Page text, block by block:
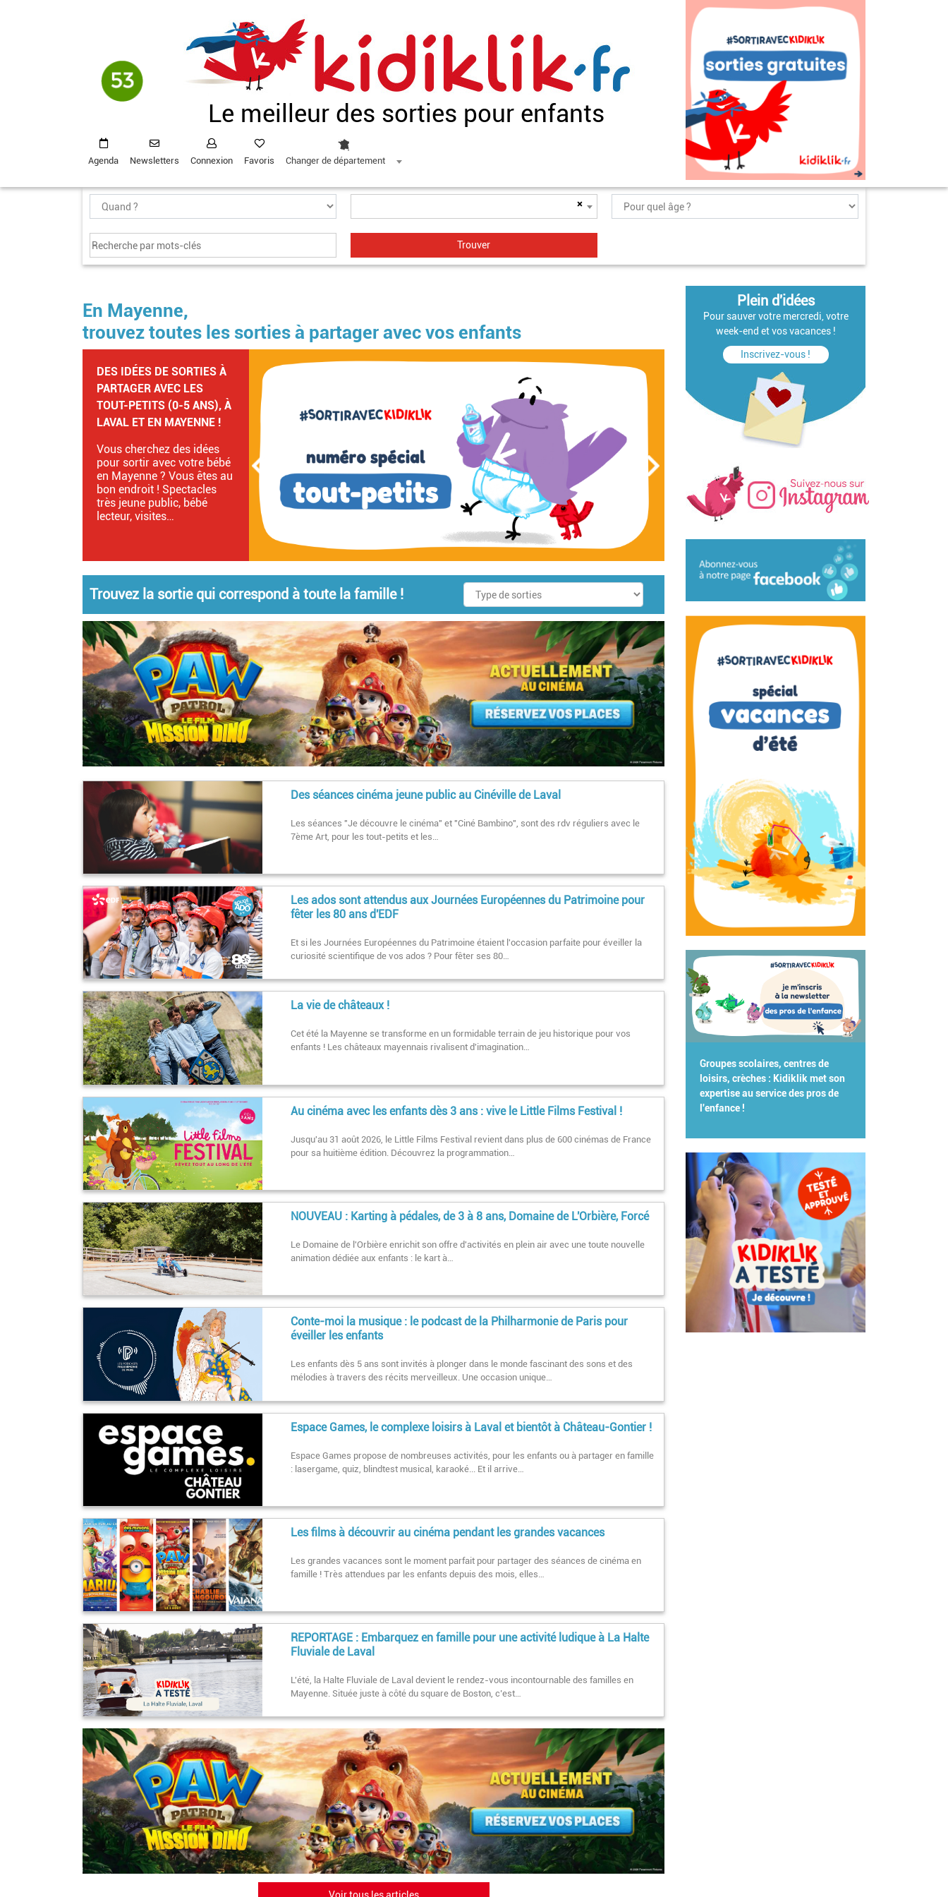
Le meilleur des sorties pour enfants
Agenda Newsletters Connexion Favoris Changer de département
×
En Mayenne,
trouvez toutes les sorties à partager avec vos enfants
LES LOISIRS EN
EXTÉRIEUR EN MAYENNE !
Quand les beaux jours
arrivent, la Mayenne
devient un véritable terrain
de jeu grandeur nature
pour les petits comme pour
les grands. Activités…
Trouvez la sortie qui correspond à toute la famille !
Des séances cinéma jeune public au Cinéville de Laval
Les séances "Je découvre le cinéma" et "Ciné Bambino", sont des rdv réguliers avec le
7ème Art, pour les tout-petits et les…
Les ados sont attendus aux Journées Européennes du Patrimoine pour
fêter les 80 ans d'EDF
Et si les Journées Européennes du Patrimoine étaient l'occasion parfaite pour éveiller la
curiosité scientifique de vos ados ? Pour fêter ses 80…
La vie de châteaux !
Cet été la Mayenne se transforme en un formidable terrain de jeu historique pour vos
enfants ! Les châteaux mayennais rivalisent d'imagination…
Au cinéma avec les enfants dès 3 ans : vive le Little Films Festival !
Jusqu'au 31 août 2026, le Little Films Festival revient dans plus de 600 cinémas de France
pour sa huitième édition. Découvrez la programmation…
NOUVEAU : Karting à pédales, de 3 à 8 ans, Domaine de L'Orbière, Forcé
Le Domaine de l'Orbière enrichit son offre d'activités en plein air avec une toute nouvelle
animation dédiée aux enfants : le kart à…
Conte-moi la musique : le podcast de la Philharmonie de Paris pour
éveiller les enfants
Les enfants dès 5 ans sont invités à plonger dans le monde fascinant des sons et des
mélodies à travers des récits merveilleux. Une occasion unique…
Espace Games, le complexe loisirs à Laval et bientôt à Château-Gontier !
Espace Games propose de nombreuses activités, pour les enfants ou à partager en famille
: lasergame, quiz, blindtest musical, karaoké... Et il arrive…
Les films à découvrir au cinéma pendant les grandes vacances
Les grandes vacances sont le moment parfait pour partager des séances de cinéma en
famille ! Très attendues par les enfants depuis des mois, elles…
REPORTAGE : Embarquez en famille pour une activité ludique à La Halte
Fluviale de Laval
L'été, la Halte Fluviale de Laval devient le rendez-vous incontournable des familles en
Mayenne. Située juste à côté du square de Boston, c’est…
Plein d'idées
Pour sauver votre mercredi, votre
week-end et vos vacances !
Inscrivez-vous !
Groupes scolaires, centres de
loisirs, crèches : Kidiklik met son
expertise au service des pros de
l'enfance !